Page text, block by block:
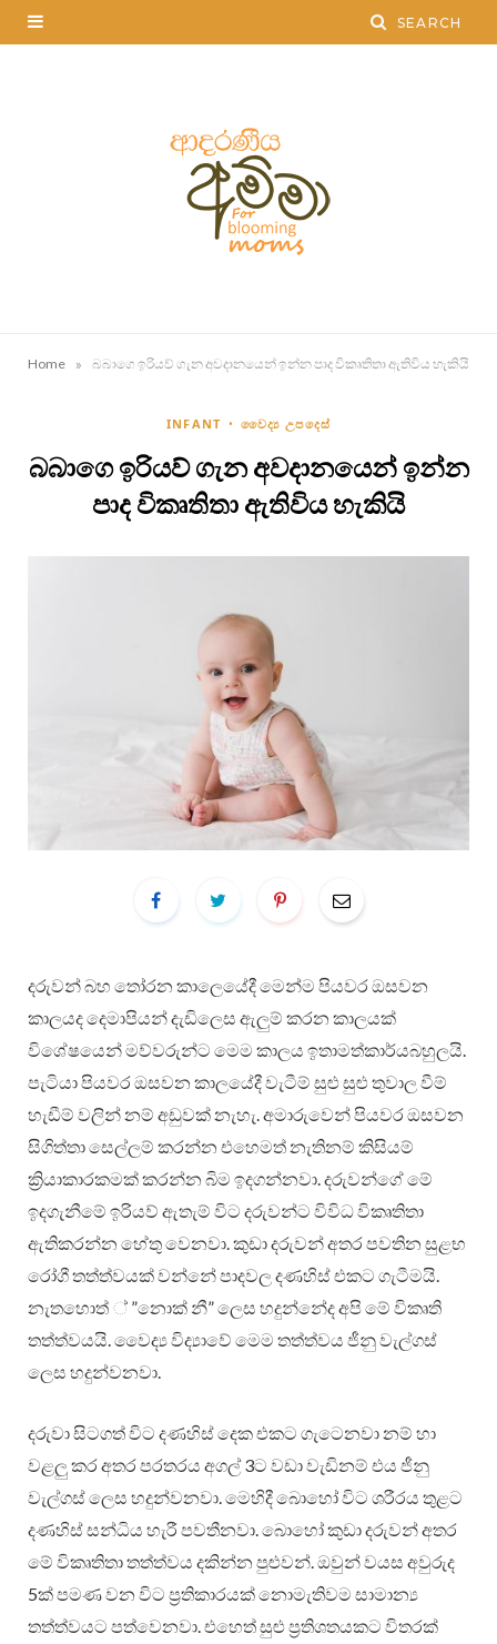
Home » බබාගෙ ඉරියව් ගැන අවදානයෙන් ඉන්න පාද විකෘතිතා ඇතිවිය හැකියි
INFANT වෛද්‍ය උපදෙස්
බබාගෙ ඉරියව් ගැන අවදානයෙන් ඉන්න
පාද විකෘතිතා ඇතිවිය හැකියි
දරුවන් බහ තෝරන කාලෙයේදී මෙන්ම පියවර ඔසවන
කාලයද දෙමාපියන් දැඩිලෙස ඇලුම් කරන කාලයක්
විශේෂයෙන් මව්වරුන්ට මෙම කාලය ඉතාමත්කාර්යබහුලයි.
පැටියා පියවර ඔසවන කාලයේදී වැටීම් සුළු සුළු තුවාල වීම්
හැඩීම් වලින් නම් අඩුවක් නැහැ. අමාරුවෙන් පියවර ඔසවන
සිගිත්තා සෙල්ලම් කරන්න එහෙමත් නැතිනම් කිසියම්
ක්‍රියාකාරකමක් කරන්න බිම ඉදගන්නවා. දරුවන්ගේ මේ
ඉදගැනීමේ ඉරියව් ඇතැම් විට දරුවන්ට විවිධ විකෘතිතා
ඇතිකරන්න හේතු වෙනවා. කුඩා දරුවන් අතර පවතින සුළභ
රෝගී තත්ත්වයක් වන්නේ පාදවල දණහිස් එකට ගැටීමයි.
නැතහොත් ් ”නොක් නී” ලෙස හදුන්නේද අපි මේ විකෘති
තත්ත්වයයි. වෛද්‍ය විද්‍යාවේ මෙම තත්ත්වය ජීනු වැල්ගස්
ලෙස හදුන්වනවා.
දරුවා සිටගත් විට දණහිස් දෙක එකට ගැටෙනවා නම් හා
වළලු කර අතර පරතරය අගල් 3ට වඩා වැඩිනම් එය ජීනු
වැල්ගස් ලෙස හදුන්වනවා. මෙහිදී බොහෝ විට ශරීරය තුළට
දණහිස් සන්ධිය හැරී පවතීනවා. බොහෝ කුඩා දරුවන් අතර
මේ විකෘතිතා තත්ත්වය දකින්න පුළුවන්. ඔවුන් වයස අවුරුද
5ක් පමණ වන විට ප්‍රතිකාරයක් නොමැතිවම සාමාන්‍ය
තත්ත්වයට පත්වෙනවා. එහෙත් සුළු ප්‍රතිශතයකට විතරක්